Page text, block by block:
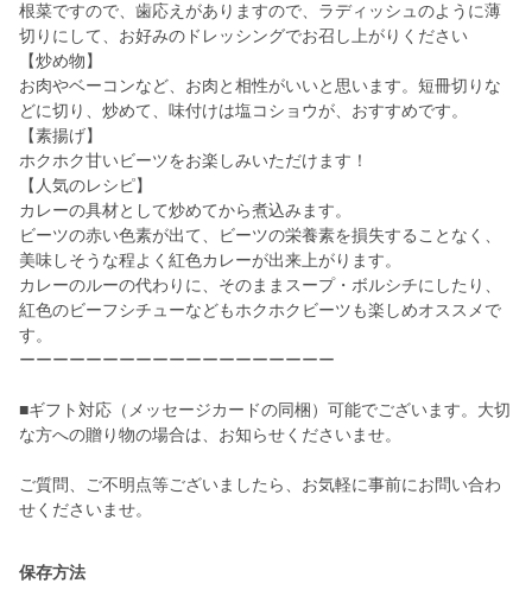
根菜ですので、歯応えがありますので、ラディッシュのように薄
切りにして、お好みのドレッシングでお召し上がりください
【炒め物】
お肉やベーコンなど、お肉と相性がいいと思います。短冊切りな
どに切り、炒めて、味付けは塩コショウが、おすすめです。
【素揚げ】
ホクホク甘いビーツをお楽しみいただけます！
【人気のレシピ】
カレーの具材として炒めてから煮込みます。
ビーツの赤い色素が出て、ビーツの栄養素を損失することなく、
美味しそうな程よく紅色カレーが出来上がります。
カレーのルーの代わりに、そのままスープ・ボルシチにしたり、
紅色のビーフシチューなどもホクホクビーツも楽しめオススメで
す。
ーーーーーーーーーーーーーーーーーーー
■ギフト対応（メッセージカードの同梱）可能でございます。大切
な方への贈り物の場合は、お知らせくださいませ。
ご質問、ご不明点等ございましたら、お気軽に事前にお問い合わ
せくださいませ。
保存方法